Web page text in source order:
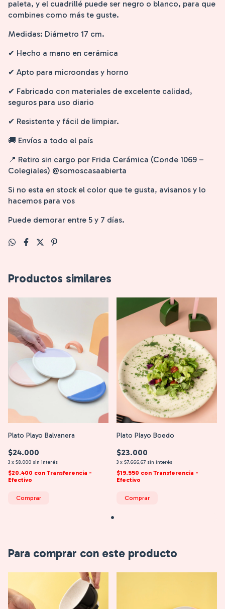
paleta, y el cuadrillé puede ser negro o blanco, para que
combines como más te guste.
Medidas: Diámetro 17 cm.
✔ Hecho a mano en cerámica
✔ Apto para microondas y horno
✔ Fabricado con materiales de excelente calidad,
seguros para uso diario
✔ Resistente y fácil de limpiar.
🚚 Envíos a todo el país
📍 Retiro sin cargo por Frida Cerámica (Conde 1069 –
Colegiales) @somoscasaabierta
Si no esta en stock el color que te gusta, avisanos y lo
hacemos para vos
Puede demorar entre 5 y 7 días.
Productos similares
Plato Playo Balvanera
$24.000
3 x $8.000 sin interés
$20.400 con Transferencia -
Efectivo
Comprar
Plato Playo Boedo
$23.000
3 x $7.666,67 sin interés
$19.550 con Transferencia -
Efectivo
Comprar
Para comprar con este producto